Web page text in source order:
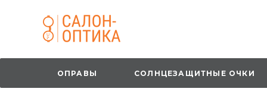
ОПРАВЫ СОЛНЦЕЗАЩИТНЫЕ ОЧКИ